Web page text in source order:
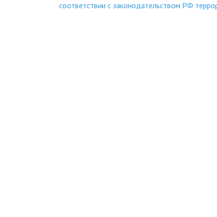
соответствии с законодательством РФ